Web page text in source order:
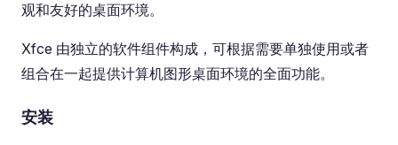
观和友好的桌面环境。
Xfce 由独立的软件组件构成，可根据需要单独使用或者
组合在一起提供计算机图形桌面环境的全面功能。
安装